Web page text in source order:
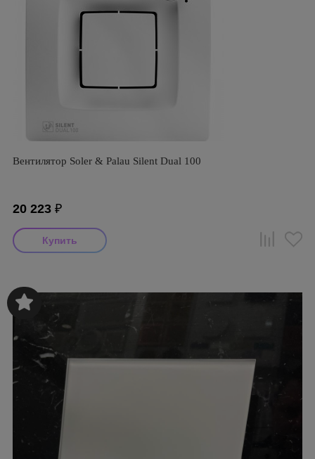
Вентилятор Soler & Palau Silent Dual 100
20 223 ₽